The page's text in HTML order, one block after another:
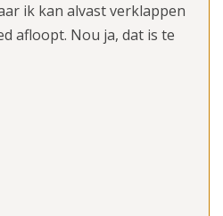
ik kan alvast verklappen
afloopt. Nou ja, dat is te